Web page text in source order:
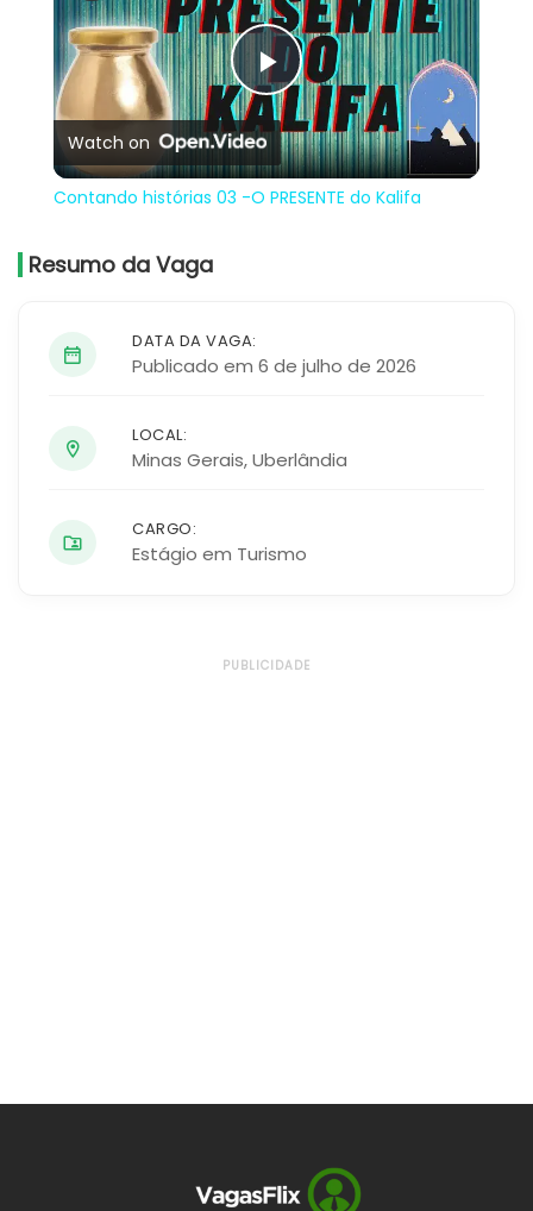
Play
Video
Watch on
Contando histórias 03 -O PRESENTE do Kalifa
Resumo da Vaga
DATA DA VAGA:
Publicado em 6 de julho de 2026
LOCAL:
Minas Gerais,Uberlândia
CARGO:
Estágio em Turismo
PUBLICIDADE